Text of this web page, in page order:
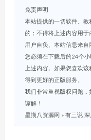
免责声明
本站提供的一切软件、教
的；不得将上述内容用
用户自负。本站信息来自
您必须在下载后的24个
上述内容。如果您喜欢
得到更好的正版服务。
我们非常重视版权问题，
谅解！
星期八资源网 » 有三说 深